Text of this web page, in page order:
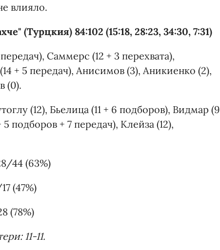
влияло.
(Турцкия) 84:102 (15:18, 28:23, 34:30, 7:31)
Саммерс (12 + 3 перехвата),
+ 5 передач), Анисимов (3), Аникиенко (2),
(0).
(12), Бьелица (11 + 6 подборов), Видмар (9
подборов + 7 передач), Клейза (12),
44 (63%)
(47%)
(78%)
11-11.